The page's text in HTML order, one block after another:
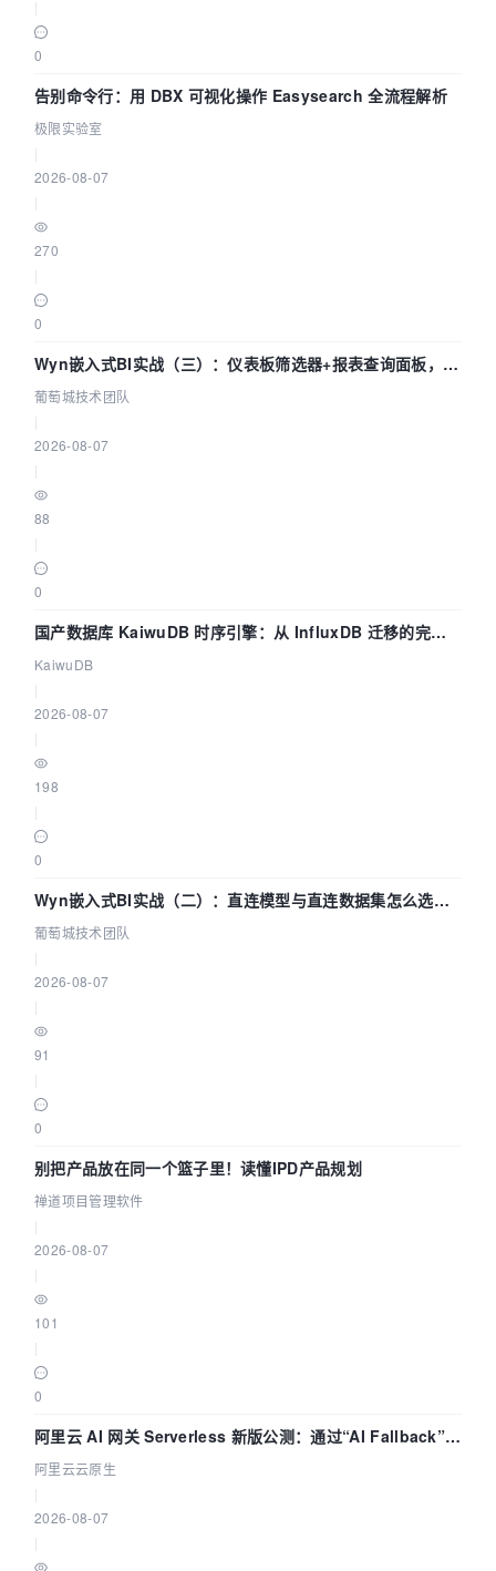
0
告别命令行：用 DBX 可视化操作 Easysearch 全流程解析
极限实验室
2026-08-07
270
0
Wyn嵌入式BI实战（三）：仪表板筛选器+报表查询面板，参
数联动全闭环
葡萄城技术团队
2026-08-07
88
0
国产数据库 KaiwuDB 时序引擎：从 InfluxDB 迁移的完整
技术路径
KaiwuDB
2026-08-07
198
0
Wyn嵌入式BI实战（二）：直连模型与直连数据集怎么选，
参数为什么不生效？| 葡萄城技术团队
葡萄城技术团队
2026-08-07
91
0
别把产品放在同一个篮子里！读懂IPD产品规划
禅道项目管理软件
2026-08-07
101
0
阿里云 AI 网关 Serverless 新版公测：通过“AI Fallback”与
拓扑可视化构建 AI 流量治理底座
阿里云云原生
2026-08-07